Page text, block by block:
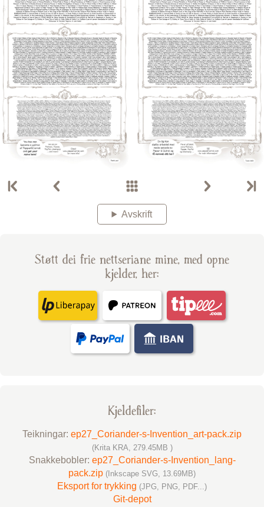
Avskrift
Støtt dei frie nettseriane mine, med opne
kjelder, her:
Kjelde­filer:
Teikningar: ep27_Coriander-s-Invention_art-pack.zip
(Krita KRA, 279.45MB )
Snakke­bobler: ep27_Coriander-s-Invention_lang-
pack.zip (Inkscape SVG, 13.69MB)
Eksport for trykking (JPG, PNG, PDF...)
Git-depot